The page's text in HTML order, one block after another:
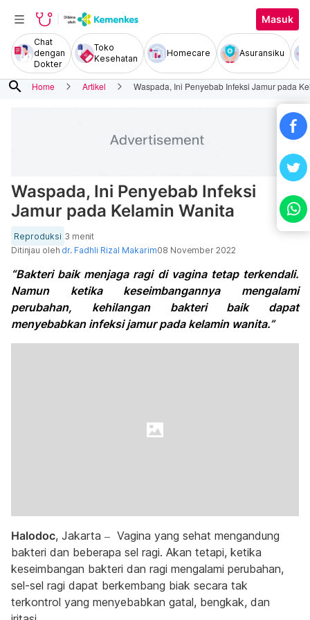
Masuk
Chat
dengan
Dokter
Toko
Kesehatan
Homecare Asuransiku
search Home Artikel Waspada, Ini Penyebab Infeksi Jamur pada
Waspada, Ini Penyebab Infeksi
Jamur pada Kelamin Wanita
Reproduksi 3 menit
Ditinjau oleh dr. Fadhli Rizal Makarim08 November 2022
“Bakteri baik menjaga ragi di vagina tetap terkendali.
Namun ketika keseimbangannya mengalami
perubahan, kehilangan bakteri baik dapat
menyebabkan infeksi jamur pada kelamin wanita.”
Halodoc, Jakarta – Vagina yang sehat mengandung
bakteri dan beberapa sel ragi. Akan tetapi, ketika
keseimbangan bakteri dan ragi mengalami perubahan,
sel-sel ragi dapat berkembang biak secara tak
terkontrol yang menyebabkan gatal, bengkak, dan